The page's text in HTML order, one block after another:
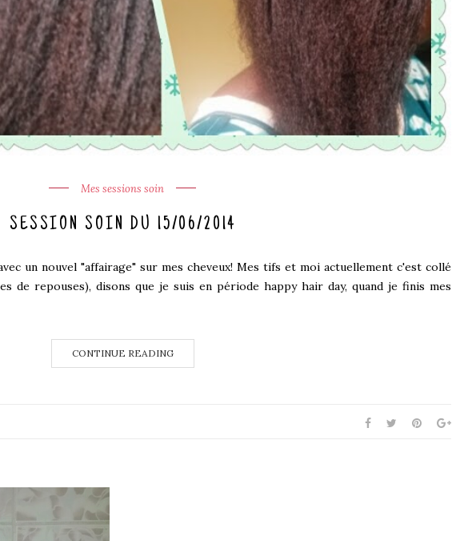
Mes sessions soin
SESSION SOIN DU 15/06/2014
un nouvel "affairage" sur mes cheveux! Mes tifs et moi actuellement c'est collé
de repouses), disons que je suis en période happy hair day, quand je finis mes
CONTINUE READING